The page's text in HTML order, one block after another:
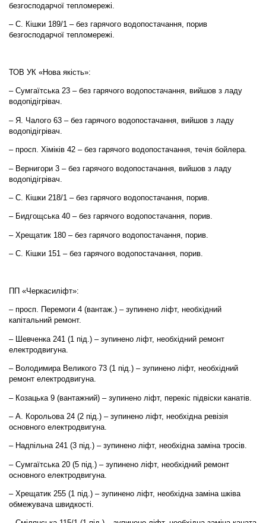
безгосподарчої тепломережі.
– С. Кішки 189/1 – без гарячого водопостачання, порив
безгосподарчої тепломережі.
ТОВ УК «Нова якість»:
– Сумгаїтська 23 – без гарячого водопостачання, вийшов з ладу
водопідігрівач.
– Я. Чалого 63 – без гарячого водопостачання, вийшов з ладу
водопідігрівач.
– просп. Хіміків 42 – без гарячого водопостачання, течія бойлера.
– Вернигори 3 – без гарячого водопостачання, вийшов з ладу
водопідігрівач.
– С. Кішки 218/1 – без гарячого водопостачання, порив.
– Бидгощська 40 – без гарячого водопостачання, порив.
– Хрещатик 180 – без гарячого водопостачання, порив.
– С. Кішки 151 – без гарячого водопостачання, порив.
ПП «Черкасиліфт»:
– просп. Перемоги 4 (вантаж.) – зупинено ліфт, необхідний
капітальний ремонт.
– Шевченка 241 (1 під.) – зупинено ліфт, необхідний ремонт
електродвигуна.
– Володимира Великого 73 (1 під.) – зупинено ліфт, необхідний
ремонт електродвигуна.
– Козацька 9 (вантажний) – зупинено ліфт, перекіс підвіски канатів.
– А. Корольова 24 (2 під.) – зупинено ліфт, необхідна ревізія
основного електродвигуна.
– Надпільна 241 (3 під.) – зупинено ліфт, необхідна заміна тросів.
– Сумгаїтська 20 (5 під.) – зупинено ліфт, необхідний ремонт
основного електродвигуна.
– Хрещатик 255 (1 під.) – зупинено ліфт, необхідна заміна шківа
обмежувача швидкості.